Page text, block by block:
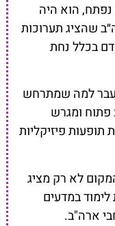
הוא היה
שהציג תערוכות
בכלל נחת
למה שמתרחש
פתוח ומגרש
פיזיקליות
לא רק מציג
במדעים
ארה"ב.